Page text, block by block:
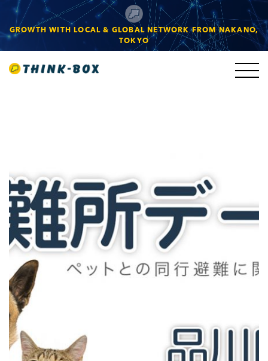
GROWTH WITH LOCAL & GLOBAL NETWORK FROM NAKANO,
TOKYO